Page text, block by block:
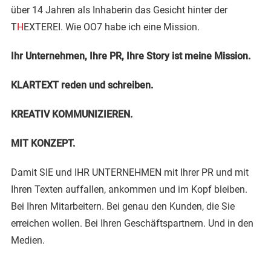
über 14 Jahren als Inhaberin das Gesicht hinter der
THEXTEREI. Wie OO7 habe ich eine Mission.
Ihr Unternehmen, Ihre PR, Ihre Story ist meine Mission.
KLARTEXT reden und schreiben.
KREATIV KOMMUNIZIEREN.
MIT KONZEPT.
Damit SIE und IHR UNTERNEHMEN mit Ihrer PR und mit
Ihren Texten auffallen, ankommen und im Kopf bleiben.
Bei Ihren Mitarbeitern. Bei genau den Kunden, die Sie
erreichen wollen. Bei Ihren Geschäftspartnern. Und in den
Medien.